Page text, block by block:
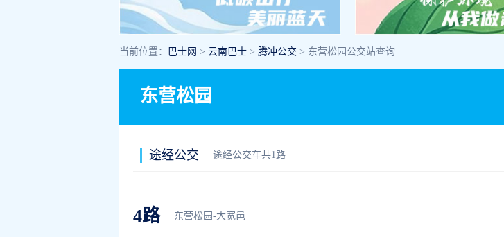
当前位置： 巴士网 > 云南巴士 > 腾冲公交 > 东营松园公交站查询
东营松园
途经公交 途经公交车共1路
4路 东营松园-大宽邑